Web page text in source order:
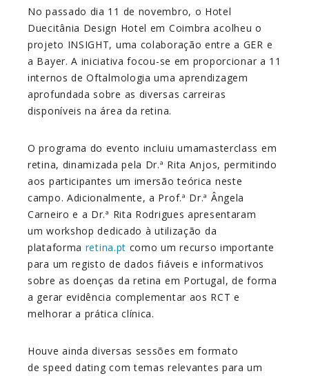
No passado dia 11 de novembro, o Hotel
Duecitânia Design Hotel em Coimbra acolheu o
projeto INSIGHT, uma colaboração entre a GER e
a Bayer. A iniciativa focou-se em proporcionar a 11
internos de Oftalmologia uma aprendizagem
aprofundada sobre as diversas carreiras
disponíveis na área da retina.
O programa do evento incluiu umamasterclass em
retina, dinamizada pela Dr.ª Rita Anjos, permitindo
aos participantes um imersão teórica neste
campo. Adicionalmente, a Prof.ª Dr.ª Ângela
Carneiro e a Dr.ª Rita Rodrigues apresentaram
umworkshop dedicado à utilização da
plataforma retina.pt como um recurso importante
para um registo de dados fiáveis e informativos
sobre as doenças da retina em Portugal, de forma
a gerar evidência complementar aos RCT e
melhorar a prática clínica.
Houve ainda diversas sessões em formato
de speed dating com temas relevantes para um